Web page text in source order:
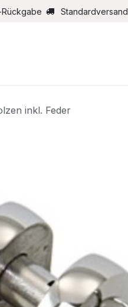
Standardversand
inkl. Feder